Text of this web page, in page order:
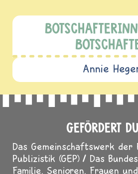
Annie
GEFÖRDERT
Das Gemeinschaftswerk der
Publizistik (GEP)
Das
Familie, Senioren, Frauen